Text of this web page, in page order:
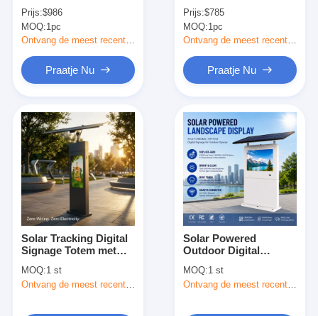
Producten
Over Ons
Fabriekstour
Kwaliteitscontrole
Neem contact met ons op
Nieuws
Helderheid en 178°
kijkhoek Commercieel
scherm
Prijs:$986
MOQ:1pc
Ontvang de meest recente Prijs
Praatje Nu
helderheid van 2500
nits voor Digital
Signage-reclame
Prijs:$785
MOQ:1pc
Ontvang de meest recente Prijs
Praatje Nu
Solar Tracking Digital
Signage Totem met
Tracking 2000 Nits
High-Brightness
MOQ:1 st
Ontvang de meest recente Prijs
Solar Powered
Outdoor Digital
Nits Helderheid,
3600Wh LiFePO4
MOQ:1 st